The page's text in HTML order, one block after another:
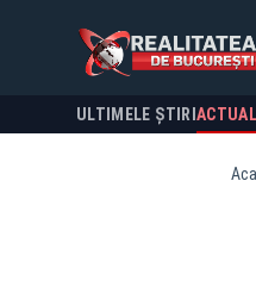
ULTIMELE ȘTIRI